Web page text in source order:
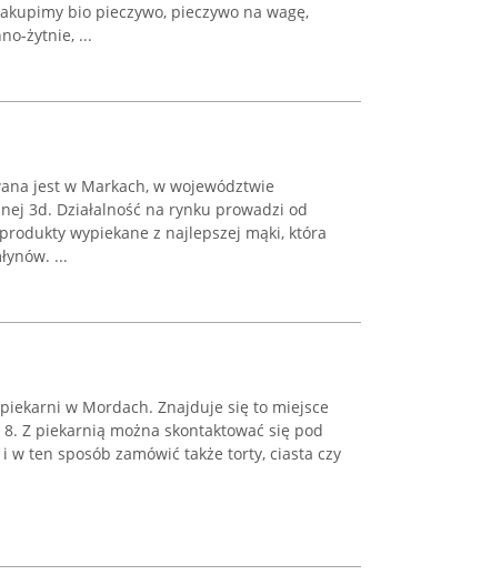
bio pieczywo, pieczywo na wagę,
żytnie, ...
jest w Markach, w województwie
3d. Działalność na rynku prowadzi od
wypiekane z najlepszej mąki, która
...
w Mordach. Znajduje się to miejsce
Z piekarnią można skontaktować się pod
w ten sposób zamówić także torty, ciasta czy